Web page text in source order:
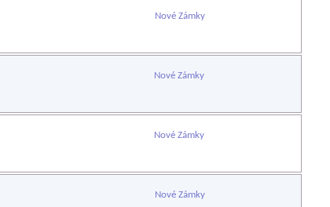
Nové Zámky
Nové Zámky
Nové Zámky
Nové Zámky